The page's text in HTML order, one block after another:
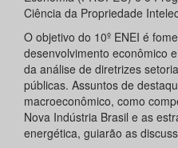
Ciência da Propriedade
O objetivo do 10º ENEI é
desenvolvimento econômico
da análise de diretrizes
públicas. Assuntos de
macroeconômico, como
Nova Indústria Brasil e as
energética, guiarão as